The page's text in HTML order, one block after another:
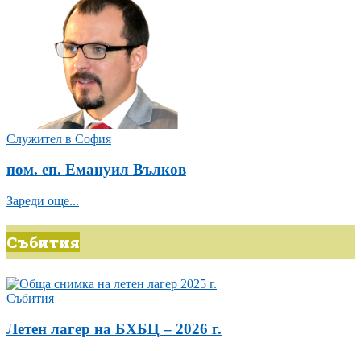
Служител в София
пом. еп. Емануил Вълков
Зареди още...
Събития
Събития
Летен лагер на БХБЦ – 2026 г.